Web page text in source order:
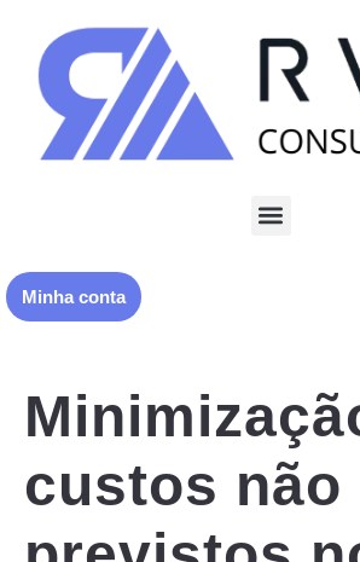
Minha conta
custos não